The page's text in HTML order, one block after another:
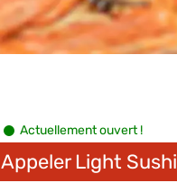
Actuellement ouvert !
Appeler Light Sushi